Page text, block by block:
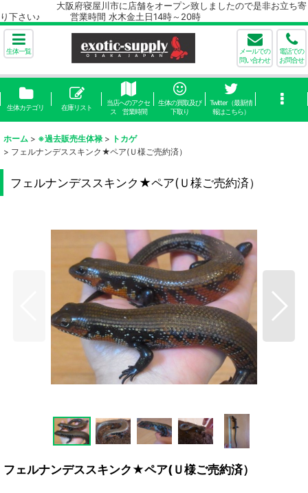
大阪府寝屋川市に店舗をオープン致しましたので是非お立ち寄
り下さい♪ 営業時間 水木金土日14時～20時
生体一覧
メールでの
問い合わせ
電話での
お問合せ
生体カテゴリ 在庫リスト
当店へのアクセ
ス 営業時間
生体の買取及び
下取り
Twitter（最新情
報はこちら）
ホーム > ※過去販売生体禄 > トカゲ
> フェルナンデススキンク★ペア(Ｕ様ご売約済）
フェルナンデススキンク★ペア(Ｕ様ご売約済）
フェルナンデススキンク★ペア(Ｕ様ご売約済）